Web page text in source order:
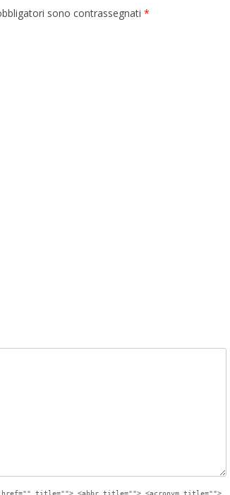
sono contrassegnati *
href="" title=""> <abbr title=""> <acronym title="">